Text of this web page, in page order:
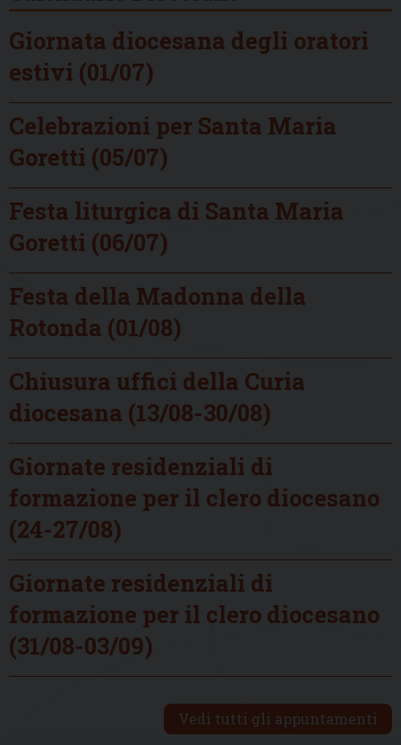
Giornata diocesana degli oratori
estivi (01/07)
Celebrazioni per Santa Maria
Goretti (05/07)
Festa liturgica di Santa Maria
Goretti (06/07)
Festa della Madonna della
Rotonda (01/08)
Chiusura uffici della Curia
diocesana (13/08-30/08)
Giornate residenziali di
formazione per il clero diocesano
(24-27/08)
Giornate residenziali di
formazione per il clero diocesano
(31/08-03/09)
Vedi tutti gli appuntamenti